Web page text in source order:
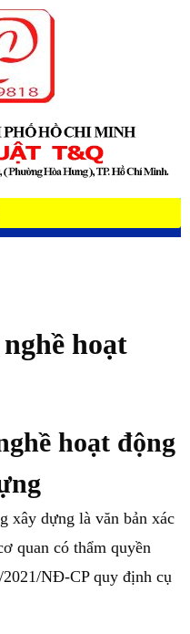
hoạt
hoạt động
xây dựng là văn bản xác
quan có thẩm quyền
NĐ-CP quy định cụ